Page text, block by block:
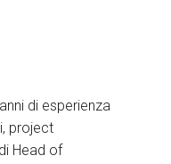
di esperienza
project
Head of